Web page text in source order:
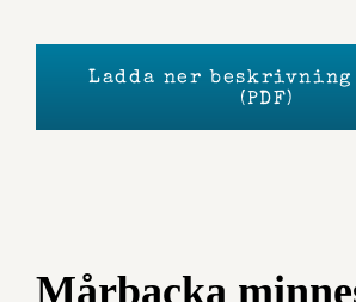
Ladda ner
(PDF)
Mårbacka